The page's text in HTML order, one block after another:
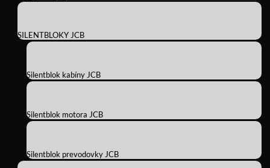
SILENTBLOKY JCB
Silentblok kabíny JCB
Silentblok motora JCB
Silentblok prevodovky JCB